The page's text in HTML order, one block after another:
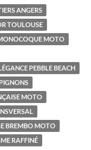
ANGERS
TOULOUSE
MOTO
PEBBLE BEACH
MOTO
BREMBO MOTO
RAFFINÉ